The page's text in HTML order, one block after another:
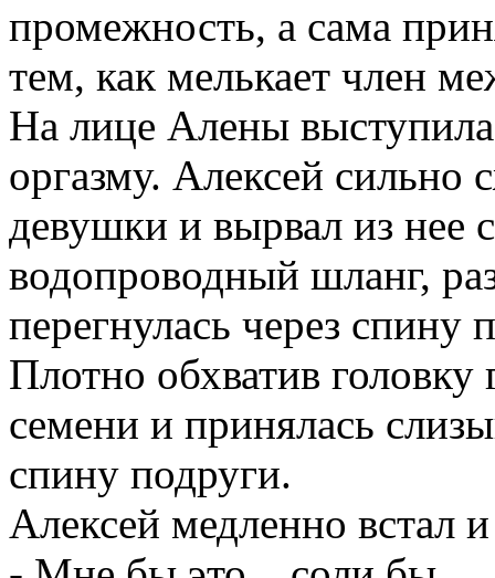
промежность, а сама
тем, как мелькает член
На лице Алены
оргазму. Алексей сильно
девушки и вырвал из нее
водопроводный шланг,
перегнулась через спину
Плотно обхватив головку
семени и принялась
спину подруги.
Алексей медленно встал